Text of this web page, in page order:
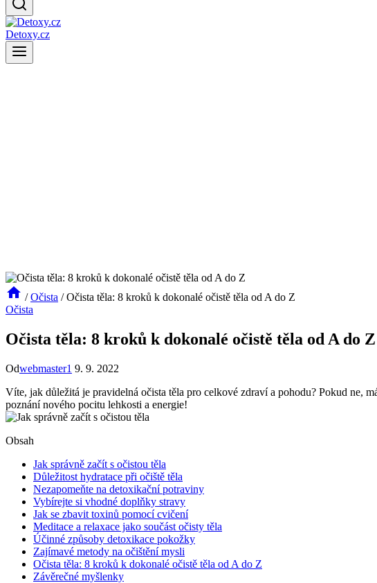
Detoxy.cz
/ Očista / Očista těla: 8 kroků k dokonalé očistě těla od A do Z
Očista
Očista těla: 8 kroků k dokonalé očistě těla od A do Z
Odwebmaster1 9. 9. 2022
Víte, jak důležitá je pravidelná očista těla pro celkové zdraví a pohodu? Pokud ne,⁤
poznání ⁤nového pocitu​ lehkosti a energie!
Obsah
Jak správně začít s očistou ⁤těla
Důležitost hydratace při očiště⁤ těla
Nezapomeňte⁢ na ⁤detoxikační⁣ potraviny
Vybírejte si vhodné doplňky stravy
Jak se zbavit toxinů‍ pomocí cvičení
Meditace a relaxace jako součást očisty těla
Účinné způsoby detoxikace ‍pokožky
Zajímavé metody na⁤ očištění mysli
Očista těla: 8 kroků k dokonalé očistě těla od A do Z
Závěrečné ⁢myšlenky